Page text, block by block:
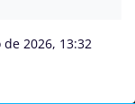
2026, 13:32